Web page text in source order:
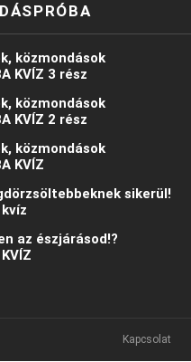
közmondások
KVÍZ 3 rész
közmondások
KVÍZ 2 rész
közmondások
KVÍZ
sikerül!
az észjárásod!?
Kapcsolat